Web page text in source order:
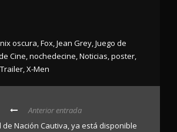
oscura,Fox,Jean Grey,Juego de
Cine,nochedecine,Noticias,poster,
Trailer,X-Men
Anterior entrada
de Nación Cautiva, ya está disponible